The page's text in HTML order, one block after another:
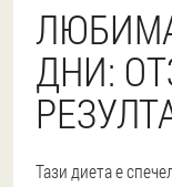
ДНИ:
Тази диета е